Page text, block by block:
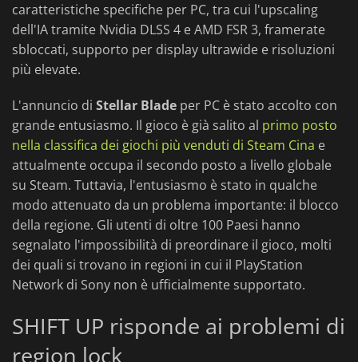
caratteristiche specifiche per PC, tra cui l'upscaling
dell'IA tramite Nvidia DLSS 4 e AMD FSR 3, framerate
sbloccati, supporto per display ultrawide e risoluzioni
più elevate.
L'annuncio di Stellar Blade per PC è stato accolto con
grande entusiasmo. Il gioco è già salito al primo posto
nella classifica dei giochi più venduti di Steam Cina e
attualmente occupa il secondo posto a livello globale
su Steam. Tuttavia, l'entusiasmo è stato in qualche
modo attenuato da un problema importante: il blocco
della regione. Gli utenti di oltre 100 Paesi hanno
segnalato l'impossibilità di preordinare il gioco, molti
dei quali si trovano in regioni in cui il PlayStation
Network di Sony non è ufficialmente supportato.
SHIFT UP risponde ai problemi di
region lock